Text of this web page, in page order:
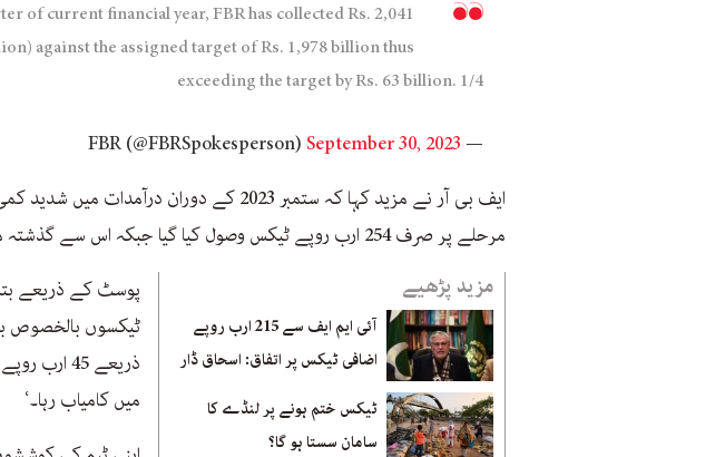
of current financial year, FBR has collected Rs. 2,041
against the assigned target of Rs. 1,978 billion thus
exceeding the target by Rs. 63 billion. 1/4
— FBR (@FBRSpokesperson)
September 30, 2023
ایف بی آر نے مزید کہا کہ ستمبر 2023 کے دوران
مرحلے پر صرف 254 ارب روپے ٹیکس وصول کیا گیا جبکہ اس سے گذشتہ ماہ یہ 299 ارب روپے تھا۔
مزید پڑھیے
آئی ایم ایف سے 215 ارب روپے
اضافی ٹیکس پر اتفاق: اسحاق ڈار
ٹیکس ختم ہونے پر لنڈے کا
سامان سستا ہو گا؟
پوسٹ کے ذریعے
ٹیکسوں بالخصوص
ذریعے 45
میں کامیاب رہا۔‘